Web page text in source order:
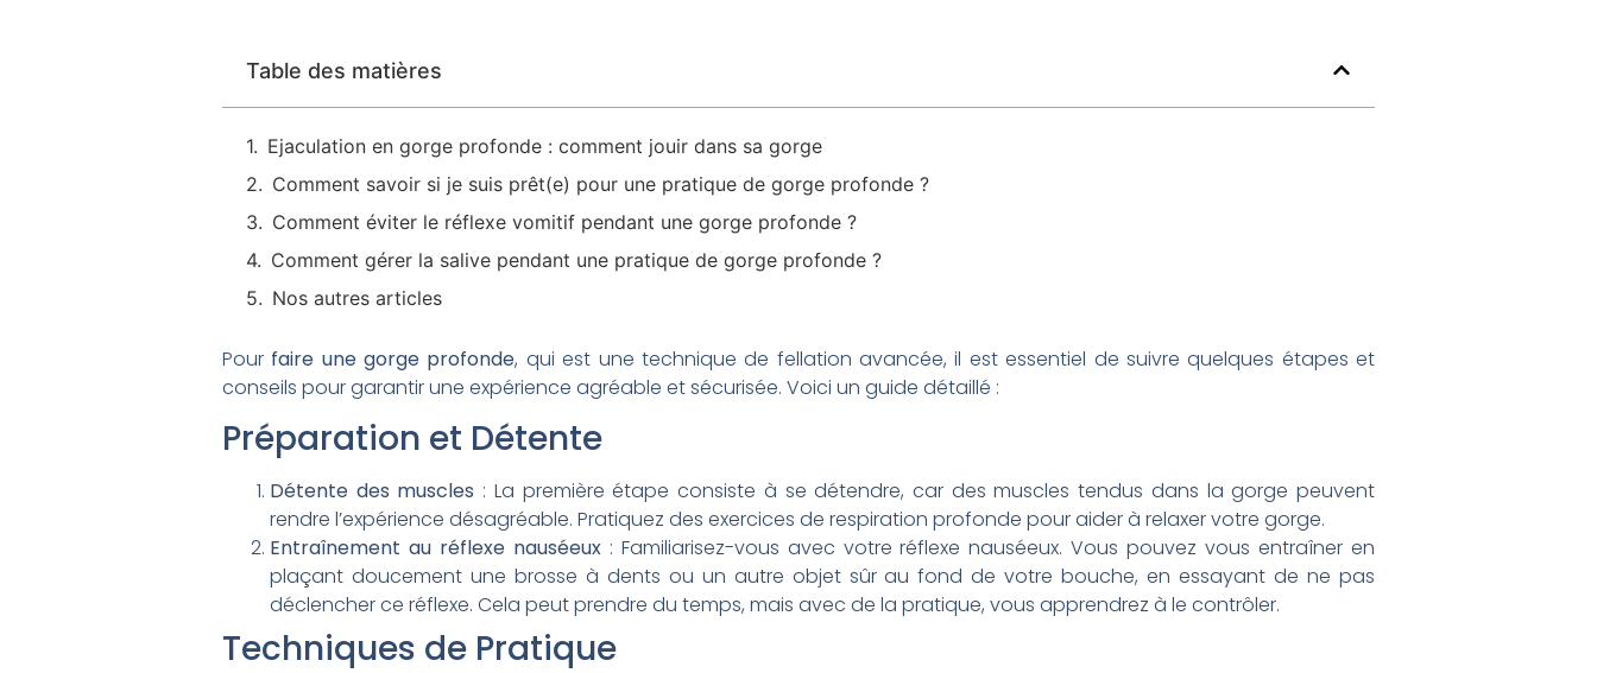
Table des matières
Ejaculation en gorge profonde : comment jouir dans sa gorge
Comment savoir si je suis prêt(e) pour une pratique de gorge profonde ?
Comment éviter le réflexe vomitif pendant une gorge profonde ?
Comment gérer la salive pendant une pratique de gorge profonde ?
Nos autres articles
Pour faire une gorge profonde, qui est une technique de fellation avancée, il est essentiel de suivre quelques étapes et
conseils pour garantir une expérience agréable et sécurisée. Voici un guide détaillé :
Préparation et Détente
Détente des muscles : La première étape consiste à se détendre, car des muscles tendus dans la gorge peuvent
rendre l’expérience désagréable. Pratiquez des exercices de respiration profonde pour aider à relaxer votre gorge.
Entraînement au réflexe nauséeux: Familiarisez-vous avec votre réflexe nauséeux. Vous pouvez vous entraîner en
plaçant doucement une brosse à dents ou un autre objet sûr au fond de votre bouche, en essayant de ne pas
déclencher ce réflexe. Cela peut prendre du temps, mais avec de la pratique, vous apprendrez à le contrôler.
Techniques de Pratique